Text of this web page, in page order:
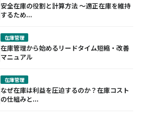
安全在庫の役割と計算方法 ～適正在庫を維持
するため...
在庫管理
在庫管理から始めるリードタイム短縮・改善
マニュアル
在庫管理
なぜ在庫は利益を圧迫するのか？在庫コスト
の仕組みと...